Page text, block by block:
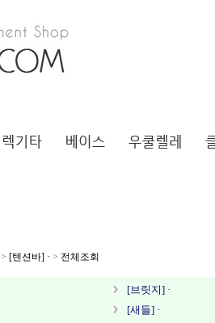
> [텐션바] · > 전체조회
[브릿지] ·
[새들] ·